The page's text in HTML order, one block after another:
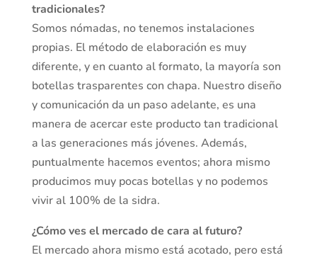
tradicionales?
Somos nómadas, no tenemos instalaciones
propias. El método de elaboración es muy
diferente, y en cuanto al formato, la mayoría son
botellas trasparentes con chapa. Nuestro diseño
y comunicación da un paso adelante, es una
manera de acercar este producto tan tradicional
a las generaciones más jóvenes. Además,
puntualmente hacemos eventos; ahora mismo
producimos muy pocas botellas y no podemos
vivir al 100% de la sidra.
¿Cómo ves el mercado de cara al futuro?
El mercado ahora mismo está acotado, pero está